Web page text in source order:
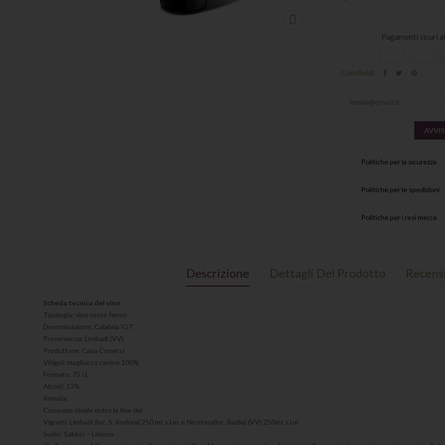

Pagamenti sicuri
Condividi
Politiche per la sicurezza
Politiche per le spedizioni
Politiche per i resi merce
Descrizione Dettagli Del Prodotto
Scheda tecnica del vino
Tipologia: vino rosso fermo
Denominazione: Calabria IGT
Provenienza: Limbadi (VV)
Produttore: Casa Comerci
Vitigni: magliocco canino 100%
Formato: 75 cl.
Alcool: 13%
Annata:
Consumo ideale entro la fine del
Vigneti: Limbadi (loc. S. Andrea) 250 mt s.l.m. e Nicotera(loc. Badia) (VV) 250mt s.l.m
Suolo: Sabbio – Limoso